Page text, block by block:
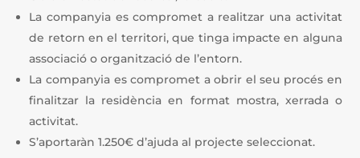
La companyia es compromet a realitzar una activitat
de retorn en el territori, que tinga impacte en alguna
associació o organització de l’entorn.
La companyia es compromet a obrir el seu procés en
finalitzar la residència en format mostra, xerrada o
activitat.
S’aportaràn 1.250€ d’ajuda al projecte seleccionat.